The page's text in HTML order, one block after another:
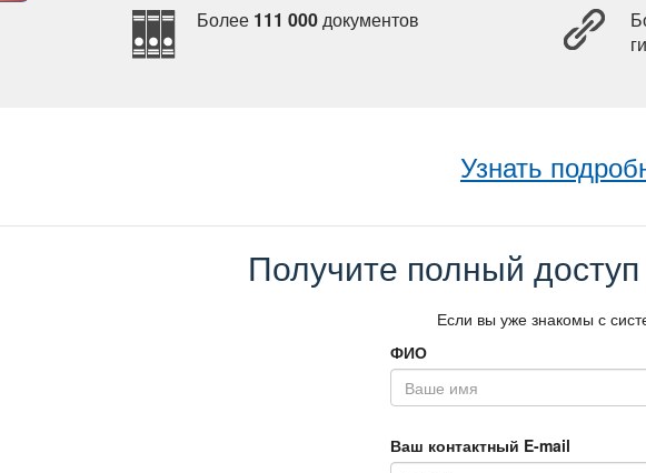
Более 111 000документо
Узнать
Получите полный
Если вы уже знакомы с
ФИО
аш контактный E-mail